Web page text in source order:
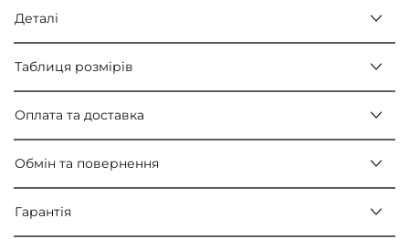
Деталі
Таблиця розмірів
Оплата та доставка
Обмін та повернення
Гарантія